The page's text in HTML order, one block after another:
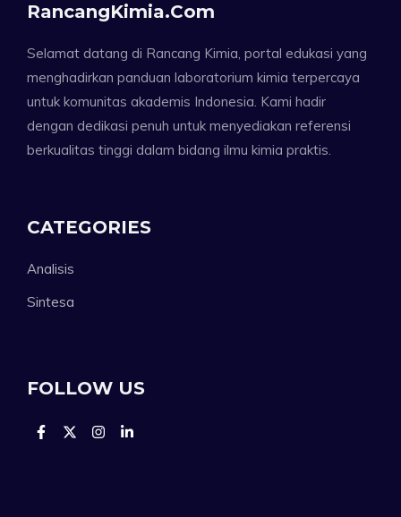
RancangKimia.com
Selamat datang di Rancang Kimia, portal edukasi yang
menghadirkan panduan laboratorium kimia terpercaya
untuk komunitas akademis Indonesia. Kami hadir
dengan dedikasi penuh untuk menyediakan referensi
berkualitas tinggi dalam bidang ilmu kimia praktis.
CATEGORIES
Analisis
Sintesa
FOLLOW US